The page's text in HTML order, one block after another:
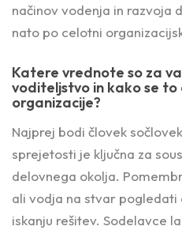
načinov vodenja in razvoja
nato po celotni
Katere vrednote so za
voditeljstvo in kako se
organizacije?
Najprej bodi človek
sprejetosti je ključna za
delovnega okolja.
ali vodja na stvar pogledati
iskanju rešitev. Sodelavce